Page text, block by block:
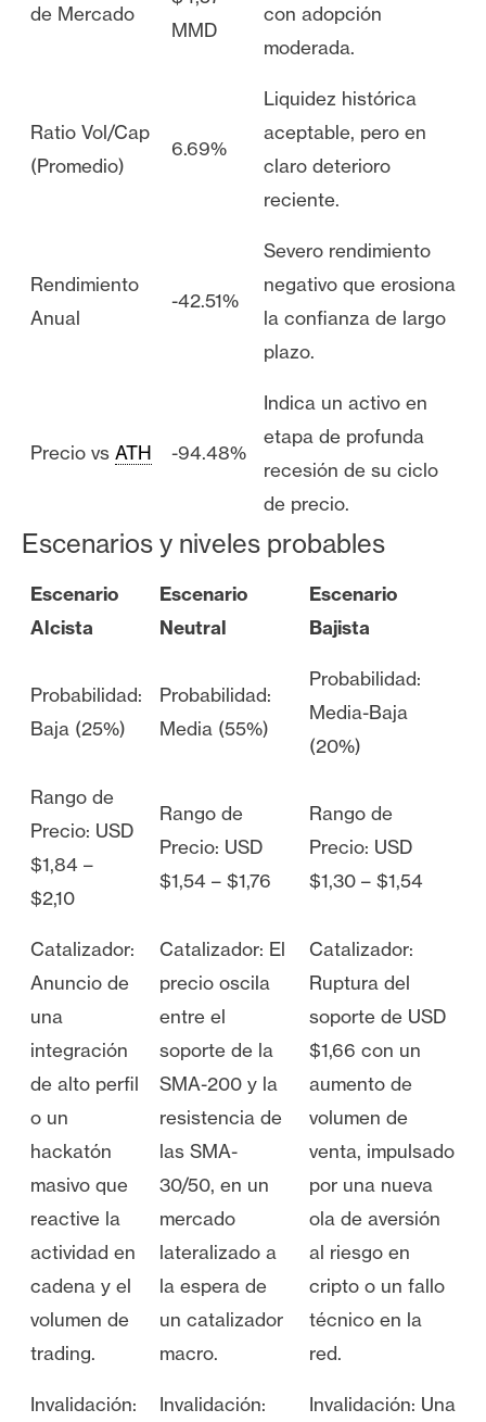
de Mercado
MMD
con adopción
moderada.
Ratio Vol/Cap
(Promedio)
6.69%
Liquidez histórica
aceptable, pero en
claro deterioro
reciente.
Rendimiento
Anual
-42.51%
Severo rendimiento
negativo que erosiona
la confianza de largo
plazo.
Precio vs ATH -94.48%
Indica un activo en
etapa de profunda
recesión de su ciclo
de precio.
Escenarios y niveles probables
Escenario
Alcista
Escenario
Neutral
Escenario
Bajista
Probabilidad:
Baja (25%)
Probabilidad:
Media (55%)
Probabilidad:
Media-Baja
(20%)
Rango de
Precio: USD
$1,84 –
$2,10
Rango de
Precio: USD
$1,54 – $1,76
Rango de
Precio: USD
$1,30 – $1,54
Catalizador:
Anuncio de
una
integración
de alto perfil
o un
hackatón
masivo que
reactive la
actividad en
cadena y el
volumen de
trading.
Catalizador: El
precio oscila
entre el
soporte de la
SMA-200 y la
resistencia de
las SMA-
30/50, en un
mercado
lateralizado a
la espera de
un catalizador
macro.
Catalizador:
Ruptura del
soporte de USD
$1,66 con un
aumento de
volumen de
venta, impulsado
por una nueva
ola de aversión
al riesgo en
cripto o un fallo
técnico en la
red.
Invalidación:
Invalidación:
Invalidación: Una